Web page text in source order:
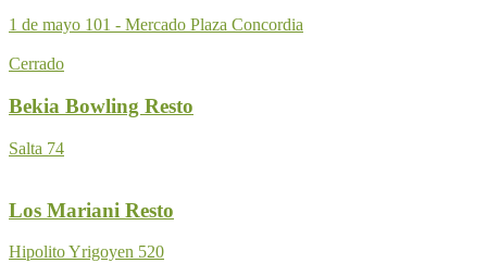
1 de mayo 101 - Mercado Plaza Concordia
Cerrado
Bekia Bowling Resto
Salta 74
Los Mariani Resto
Hipolito Yrigoyen 520